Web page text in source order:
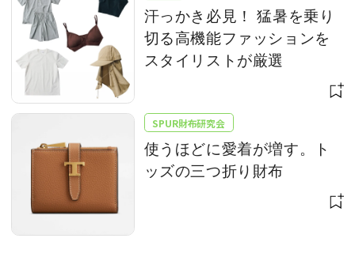
汗っかき必見！ 猛暑を乗り
切る高機能ファッションを
スタイリストが厳選
SPUR財布研究会
使うほどに愛着が増す。ト
ッズの三つ折り財布